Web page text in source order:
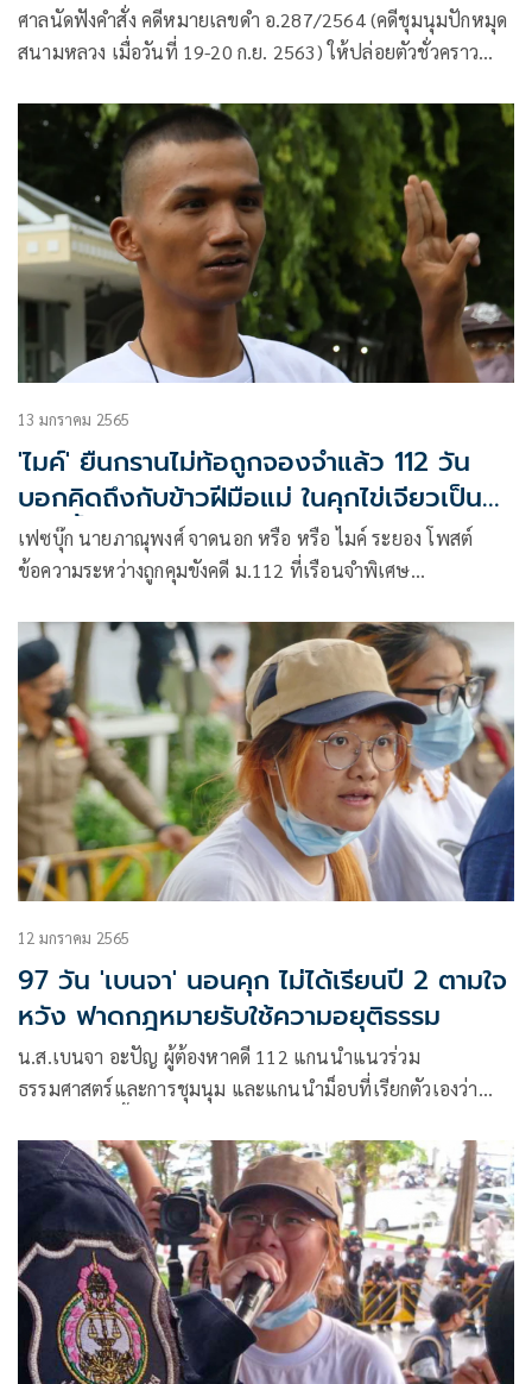
ศาลนัดฟังคำสั่ง คดีหมายเลขดำ อ.287/2564 (คดีชุมนุมปักหมุด
สนามหลวง เมื่อวันที่ 19-20 ก.ย. 2563) ให้ปล่อยตัวชั่วคราว
ไม่ ซึ่งก่อนหน้านี้ได้รับการประกันตัวพร้อมเงื่อนไข
13 มกราคม 2565
'ไมค์' ยืนกรานไม่ท้อถูกจองจำแล้ว 112 วัน
บอกคิดถึงกับข้าวฝีมือแม่ ในคุกไข่เจียวเป็น
ของล้ำค่า
เฟซบุ๊ก นายภาณุพงศ์ จาดนอก หรือ หรือ ไมค์ ระยอง โพสต์
ข้อความระหว่างถูกคุมขังคดี ม.112 ที่เรือนจำพิเศษ
12 มกราคม 2565
97 วัน 'เบนจา' นอนคุก ไม่ได้เรียนปี 2 ตามใจ
หวัง ฟาดกฎหมายรับใช้ความอยุติธรรม
น.ส.เบนจา อะปัญ ผู้ต้องหาคดี 112 แกนนำแนวร่วม
ธรรมศาสตร์และการชุมนุม และแกนนำม็อบที่เรียกตัวเองว่า
ว่า สวัสดีค่ะทุกคน